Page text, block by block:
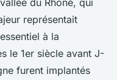
représentait
à la
le 1er siècle avant J-
furent implantés